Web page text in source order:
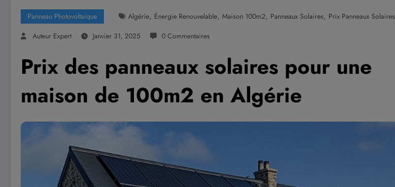
Panneau Photovoltaique Algérie, Énergie Renouvelable, Maison 100m2, Panneaux Solaires, Prix Panneaux Solaires
Auteur Expert
Janvier 31, 2025 0 Commentaires
Prix des panneaux solaires pour une
maison de 100m2 en Algérie